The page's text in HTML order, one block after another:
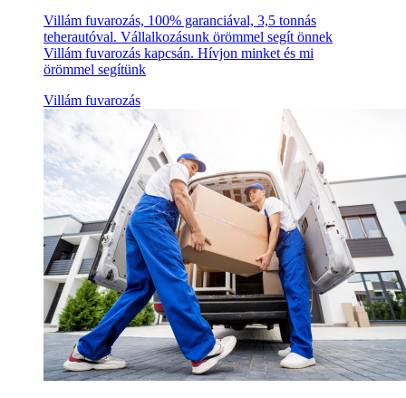
Villám fuvarozás, 100% garanciával, 3,5 tonnás
teherautóval. Vállalkozásunk örömmel segít önnek
Villám fuvarozás kapcsán. Hívjon minket és mi
örömmel segítünk
Villám fuvarozás